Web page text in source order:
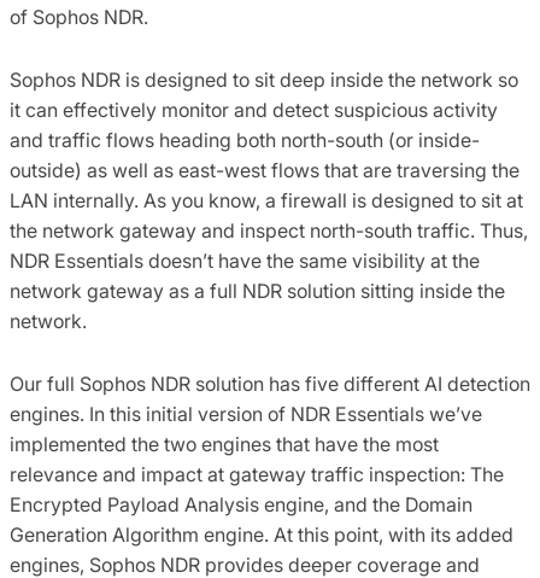
of Sophos NDR.
Sophos NDR is designed to sit deep inside the network so
it can effectively monitor and detect suspicious activity
and traffic flows heading both north-south (or inside-
outside) as well as east-west flows that are traversing the
LAN internally. As you know, a firewall is designed to sit at
the network gateway and inspect north-south traffic. Thus,
NDR Essentials doesn’t have the same visibility at the
network gateway as a full NDR solution sitting inside the
network.
Our full Sophos NDR solution has five different AI detection
engines. In this initial version of NDR Essentials we’ve
implemented the two engines that have the most
relevance and impact at gateway traffic inspection: The
Encrypted Payload Analysis engine, and the Domain
Generation Algorithm engine. At this point, with its added
engines, Sophos NDR provides deeper coverage and